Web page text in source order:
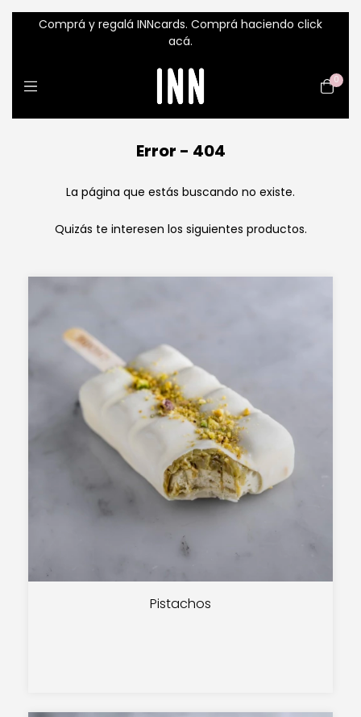
Comprá y regalá INNcards. Comprá haciendo click
acá.
0
Error - 404
La página que estás buscando no existe.
Quizás te interesen los siguientes productos.
Pistachos